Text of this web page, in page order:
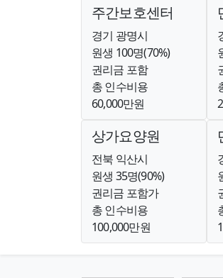
주간보호센터
경기 광명시
원생 100명(70%)
권리금 포함
총 인수비용
60,000만원
상가요양원
전북 익산시
원생 35명(90%)
권리금 포함가
총 인수비용
100,000만원